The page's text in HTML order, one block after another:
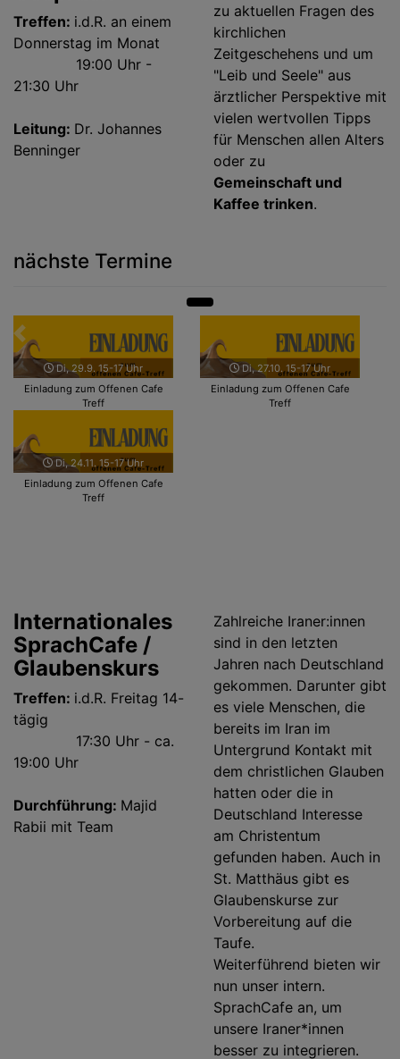
Treffen: i.d.R. an einem
Donnerstag im Monat
19:00 Uhr -
21:30 Uhr
Leitung: Dr. Johannes
Benninger
zu aktuellen Fragen des
kirchlichen
Zeitgeschehens und um
"Leib und Seele" aus
ärztlicher Perspektive mit
vielen wertvollen Tipps
für Menschen allen Alters
oder zu
Gemeinschaft und
Kaffee trinken.
nächste Termine
Di, 29.9. 15-17 Uhr
Einladung zum Offenen Cafe
Treff
Di, 27.10. 15-17 Uhr
Einladung zum Offenen Cafe
Treff
Di, 24.11. 15-17 Uhr
Einladung zum Offenen Cafe
Treff
Zurück
Internationales
SprachCafe /
Glaubenskurs
Treffen: i.d.R. Freitag 14-
tägig
17:30 Uhr - ca.
19:00 Uhr
Durchführung: Majid
Rabii mit Team
Zahlreiche Iraner:innen
sind in den letzten
Jahren nach Deutschland
gekommen. Darunter gibt
es viele Menschen, die
bereits im Iran im
Untergrund Kontakt mit
dem christlichen Glauben
hatten oder die in
Deutschland Interesse
am Christentum
gefunden haben. Auch in
St. Matthäus gibt es
Glaubenskurse zur
Vorbereitung auf die
Taufe.
Weiterführend bieten wir
nun unser intern.
SprachCafe an, um
unsere Iraner*innen
besser zu integrieren.